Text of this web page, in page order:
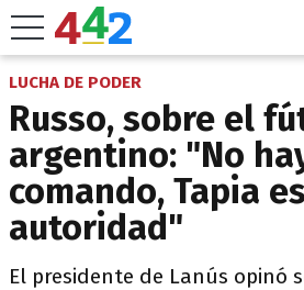
LUCHA DE PODER
Russo, sobre el
argentino: "No
comando, Tapia
autoridad"
El presidente de Lanús opinó